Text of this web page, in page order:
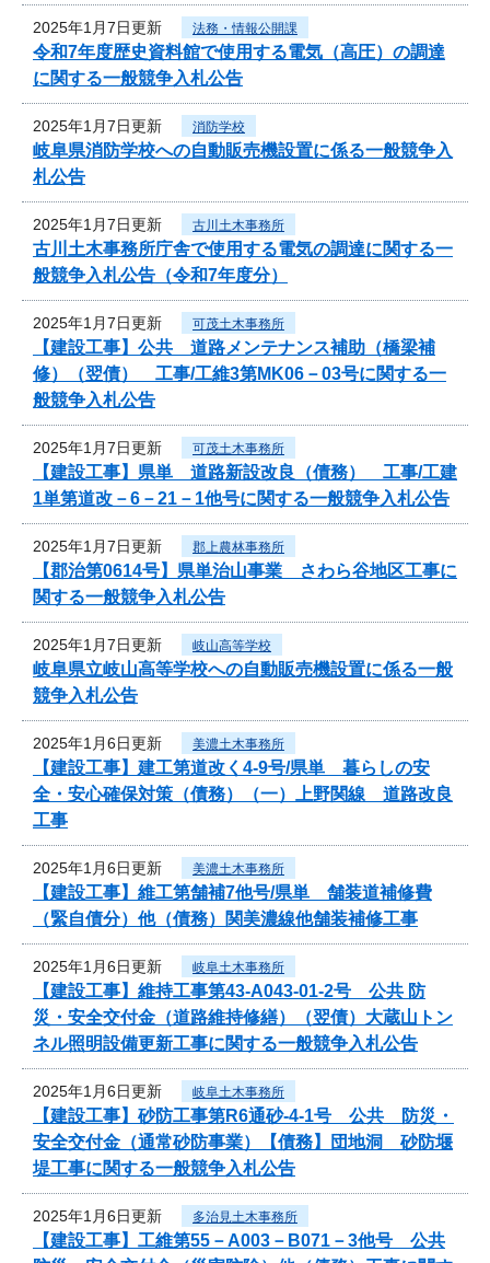
2025年1月7日更新 法務・情報公開課
令和7年度歴史資料館で使用する電気（高圧）の調達
に関する一般競争入札公告
2025年1月7日更新 消防学校
岐阜県消防学校への自動販売機設置に係る一般競争入
札公告
2025年1月7日更新 古川土木事務所
古川土木事務所庁舎で使用する電気の調達に関する一
般競争入札公告（令和7年度分）
2025年1月7日更新 可茂土木事務所
【建設工事】公共 道路メンテナンス補助（橋梁補
修）（翌債） 工事/工維3第MK06－03号に関する一
般競争入札公告
2025年1月7日更新 可茂土木事務所
【建設工事】県単 道路新設改良（債務） 工事/工建
1単第道改－6－21－1他号に関する一般競争入札公告
2025年1月7日更新 郡上農林事務所
【郡治第0614号】県単治山事業 さわら谷地区工事に
関する一般競争入札公告
2025年1月7日更新 岐山高等学校
岐阜県立岐山高等学校への自動販売機設置に係る一般
競争入札公告
2025年1月6日更新 美濃土木事務所
【建設工事】建工第道改く4-9号/県単 暮らしの安
全・安心確保対策（債務）（一）上野関線 道路改良
工事
2025年1月6日更新 美濃土木事務所
【建設工事】維工第舗補7他号/県単 舗装道補修費
（緊自債分）他（債務）関美濃線他舗装補修工事
2025年1月6日更新 岐阜土木事務所
【建設工事】維持工事第43-A043-01-2号 公共 防
災・安全交付金（道路維持修繕）（翌債）大蔵山トン
ネル照明設備更新工事に関する一般競争入札公告
2025年1月6日更新 岐阜土木事務所
【建設工事】砂防工事第R6通砂-4-1号 公共 防災・
安全交付金（通常砂防事業）【債務】団地洞 砂防堰
堤工事に関する一般競争入札公告
2025年1月6日更新 多治見土木事務所
【建設工事】工維第55－A003－B071－3他号 公共